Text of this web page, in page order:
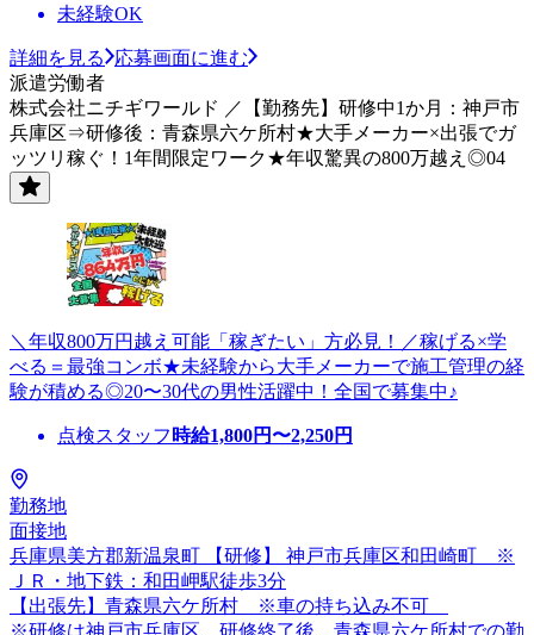
未経験OK
詳細を見る
応募画面に進む
派遣労働者
株式会社ニチギワールド ／【勤務先】研修中1か月：神戸市
兵庫区⇒研修後：青森県六ケ所村★大手メーカー×出張でガ
ッツリ稼ぐ！1年間限定ワーク★年収驚異の800万越え◎04
＼年収800万円越え可能「稼ぎたい」方必見！／稼げる×学
べる＝最強コンボ★未経験から大手メーカーで施工管理の経
験が積める◎20〜30代の男性活躍中！全国で募集中♪
点検スタッフ 時給1,800円〜2,250円
勤務地
面接地
兵庫県美方郡新温泉町 【研修】 神戸市兵庫区和田崎町 ※
ＪＲ・地下鉄：和田岬駅徒歩3分
【出張先】青森県六ケ所村 ※車の持ち込み不可
※研修は神戸市兵庫区、研修終了後、青森県六ケ所村での勤